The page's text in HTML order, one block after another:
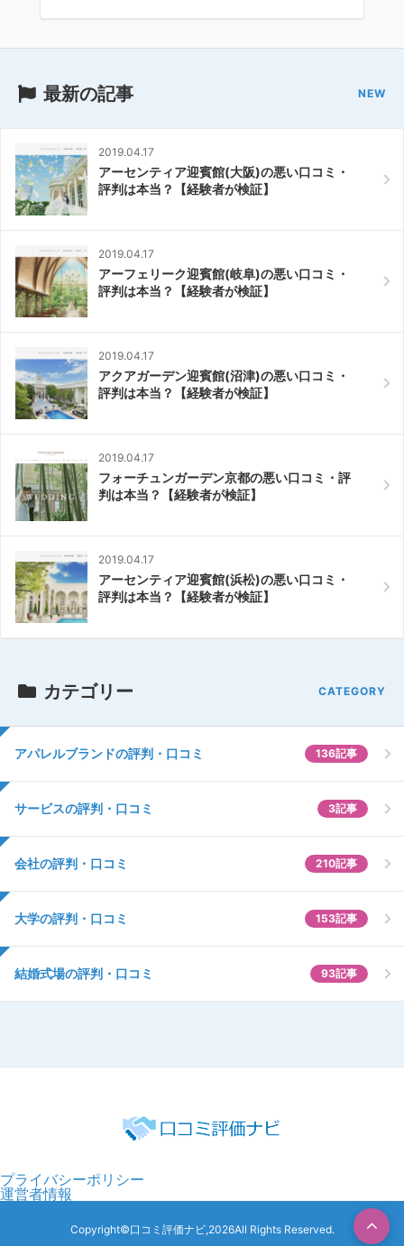
最新の記事
2019.04.17
アーセンティア迎賓館(大阪)の悪い口コミ・
評判は本当？【経験者が検証】
2019.04.17
アーフェリーク迎賓館(岐阜)の悪い口コミ・
評判は本当？【経験者が検証】
2019.04.17
アクアガーデン迎賓館(沼津)の悪い口コミ・
評判は本当？【経験者が検証】
2019.04.17
フォーチュンガーデン京都の悪い口コミ・評
判は本当？【経験者が検証】
2019.04.17
アーセンティア迎賓館(浜松)の悪い口コミ・
評判は本当？【経験者が検証】
カテゴリー
アパレルブランドの評判・口コミ 136記事
サービスの評判・口コミ 3記事
会社の評判・口コミ 210記事
大学の評判・口コミ 153記事
結婚式場の評判・口コミ 93記事
プライバシーポリシー
運営者情報
Copyright©口コミ評価ナビ,2026All Rights Reserved.